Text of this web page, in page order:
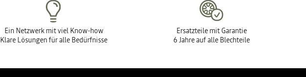
Ein Netzwerk mit viel Know-how
Klare Lösungen für alle Bedürfnisse
Ersatzteile mit Garantie
6 Jahre auf alle Blechteile